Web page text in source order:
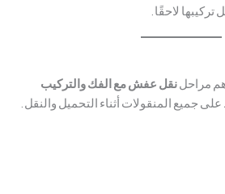
لاحقًا.
مراحلنقل عفش مع الفك والتركيب
على جميع المنقولات أثناء التحميل والنقل.